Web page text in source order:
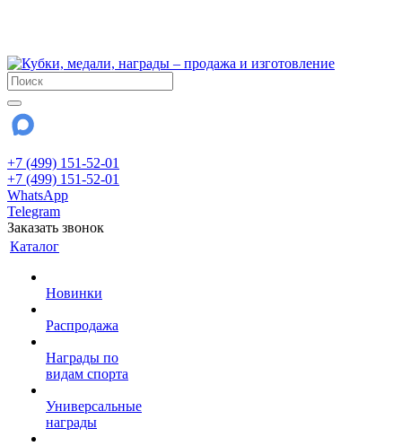
+7 (499) 151-52-01
+7 (499) 151-52-01
WhatsApp
Telegram
Заказать звонок
Каталог
Новинки
Распродажа
Награды по
видам спорта
Универсальные
награды